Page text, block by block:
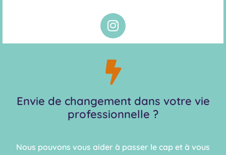
Envie de changement dans votre vie
professionnelle ?
Nous pouvons vous aider à passer le cap et à vous